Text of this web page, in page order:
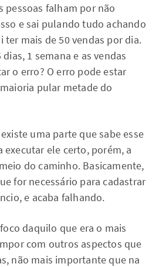
pessoas falham por não
e sai pulando tudo achando
ter mais de 50 vendas por dia.
1 semana e as vendas
o erro? O erro pode estar
pular metade do
uma parte que sabe esse
executar ele certo, porém, a
do caminho. Basicamente,
for necessário para cadastrar
e acaba falhando.
daquilo que era o mais
com outros aspectos que
não mais importante que na